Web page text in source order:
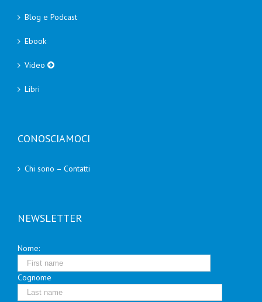
Blog e Podcast
Ebook
Video
Libri
CONOSCIAMOCI
Chi sono – Contatti
NEWSLETTER
Nome:
Cognome